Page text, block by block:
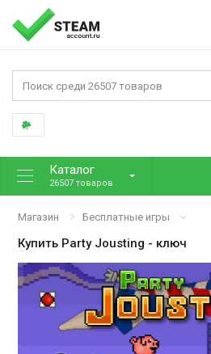
Каталог
26507 товаров
Магазин Бесплатные игры
Купить Party Jousting - ключ